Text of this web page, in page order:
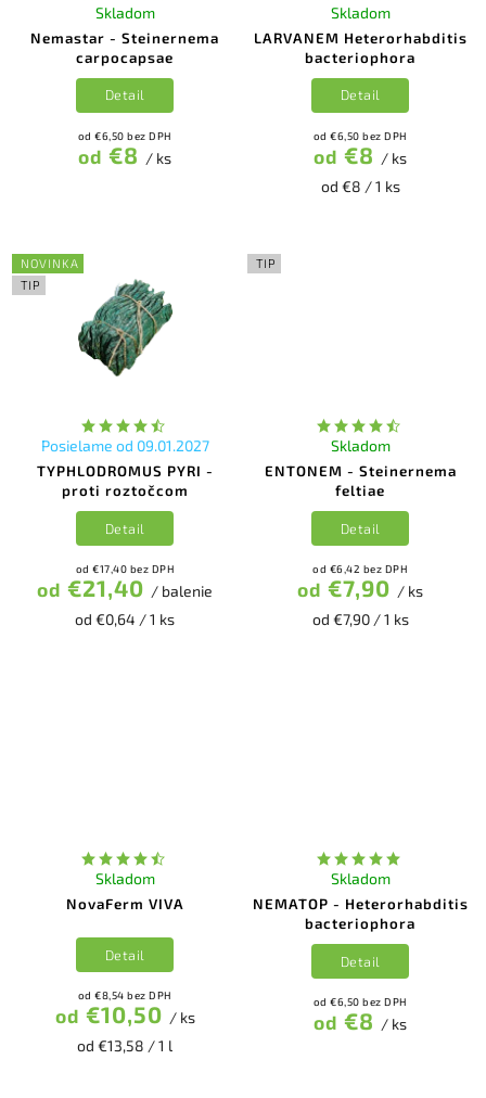
Nemastar - Steinernema
carpocapsae
Skladom
od €6,50 bez DPH
od €8 / ks
Detail
LARVANEM Heterorhabditis
bacteriophora
Skladom
od €6,50 bez DPH
od €8 / ks
od €8 / 1 ks
Detail
NOVINKA
TIP
TYPHLODROMUS PYRI -
proti roztočcom
Posielame od 09.01.2027
od €17,40 bez DPH
od €21,40 / balenie
od €0,64 / 1 ks
Detail
TIP
ENTONEM - Steinernema
feltiae
Skladom
od €6,42 bez DPH
od €7,90 / ks
od €7,90 / 1 ks
Detail
NovaFerm VIVA
Skladom
od €8,54 bez DPH
od €10,50 / ks
od €13,58 / 1 l
Detail
NEMATOP - Heterorhabditis
bacteriophora
Skladom
od €6,50 bez DPH
od €8 / ks
Detail